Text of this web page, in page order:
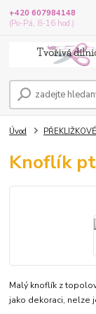
+420 607984148
(Po-Pá, 8-16 hod.)
Úvod
Knoflík
Malý knoflík z
jako dekoraci, nelze